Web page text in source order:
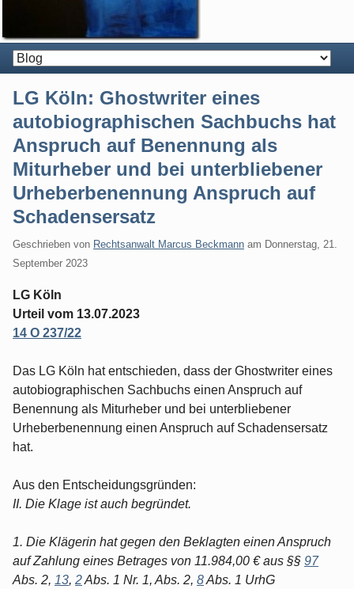
LG Köln: Ghostwriter eines
autobiographischen Sachbuchs hat
Anspruch auf Benennung als
Miturheber und bei unterbliebener
Urheberbenennung Anspruch auf
Schadensersatz
Geschrieben von Rechtsanwalt Marcus Beckmann am Donnerstag, 21.
September 2023
LG Köln
Urteil vom 13.07.2023
14 O 237/22
Das LG Köln hat entschieden, dass der Ghostwriter eines
autobiographischen Sachbuchs einen Anspruch auf
Benennung als Miturheber und bei unterbliebener
Urheberbenennung einen Anspruch auf Schadensersatz
hat.
Aus den Entscheidungsgründen:
II. Die Klage ist auch begründet.
1. Die Klägerin hat gegen den Beklagten einen Anspruch
auf Zahlung eines Betrages von 11.984,00 € aus §§ 97
Abs. 2, 13, 2Abs. 1 Nr. 1, Abs. 2, 8Abs. 1 UrhG